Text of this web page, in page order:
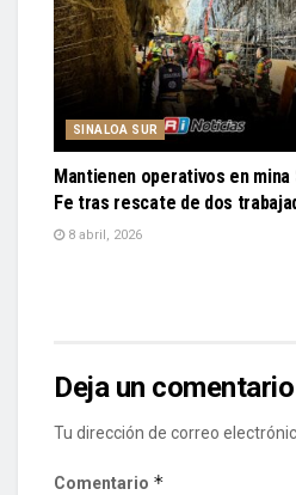
SINALOA SUR
Mantienen operativos en mina
Fe tras rescate de dos
8 abril, 2026
Deja un comentario
Tu dirección de correo
Comentario *